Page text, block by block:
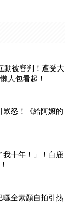
動被審判！遭受大
人包看起！
怒！《給阿嬤的
十年！」！白鹿
曬全素顏自拍引熱